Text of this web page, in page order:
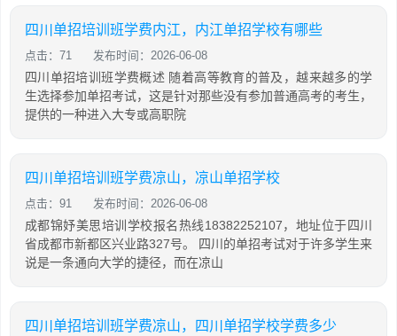
四川单招培训班学费内江，内江单招学校有哪些
点击：71 发布时间：2026-06-08
四川单招培训班学费概述 随着高等教育的普及，越来越多的学
生选择参加单招考试，这是针对那些没有参加普通高考的考生，
提供的一种进入大专或高职院
四川单招培训班学费凉山，凉山单招学校
点击：91 发布时间：2026-06-08
成都锦妤美思培训学校报名热线18382252107，地址位于四川
省成都市新都区兴业路327号。 四川的单招考试对于许多学生来
说是一条通向大学的捷径，而在凉山
四川单招培训班学费凉山，四川单招学校学费多少